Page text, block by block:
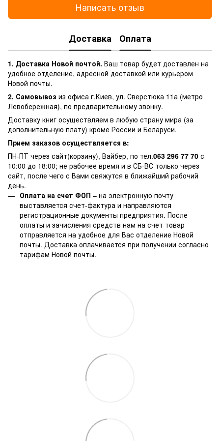
Написать отзыв
Доставка Оплата
1. Доставка Новой почтой. Ваш товар будет доставлен на
удобное отделение, адресной доставкой или курьером
Новой почты.
2. Самовывоз из офиса г.Киев, ул. Сверстюка 11а (метро
Левобережная), по предварительному звонку.
Доставку книг осуществляем в любую страну мира (за
дополнительную плату) кроме России и Беларуси.
Прием заказов осуществляется в:
ПН-ПТ через сайт(корзину), Вайбер, по тел.063 296 77 70 с
10:00 до 18:00; не рабочее время и в СБ-ВС только через
сайт, после чего с Вами свяжутся в ближайший рабочий
день.
Оплата на счет ФОП – на электронную почту
выставляется счет-фактура и направляются
регистрационные документы предприятия. После
оплаты и зачисления средств нам на счет товар
отправляется на удобное для Вас отделение Новой
почты. Доставка оплачивается при получении согласно
тарифам Новой почты.